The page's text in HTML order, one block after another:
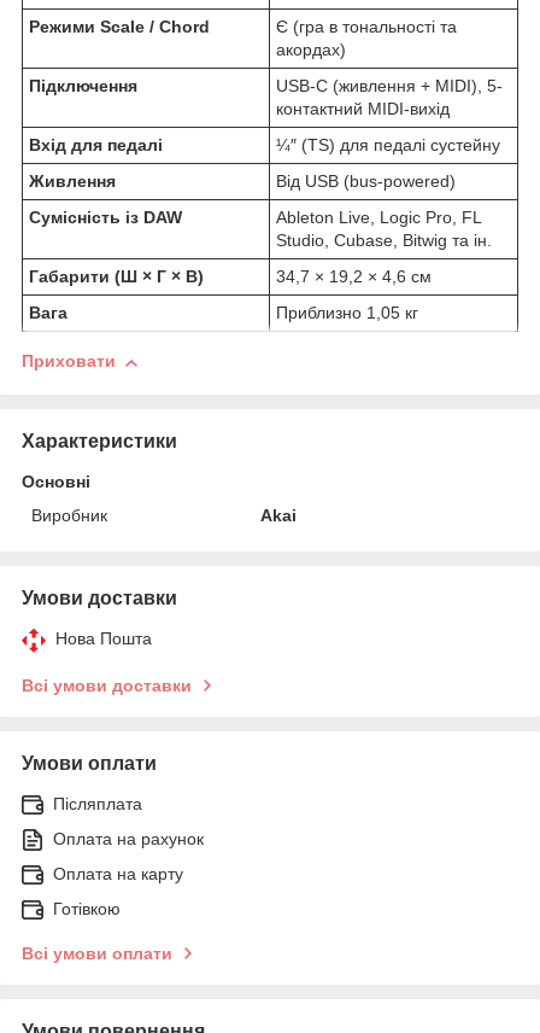
Режими Scale / Chord
Є (гра в тональності та
акордах)
Підключення
USB-C (живлення + MIDI), 5-
контактний MIDI-вихід
Вхід для педалі
¼″ (TS) для педалі сустейну
Живлення
Від USB (bus-powered)
Сумісність із DAW
Ableton Live, Logic Pro, FL
Studio, Cubase, Bitwig та ін.
Габарити (Ш × Г × В)
34,7 × 19,2 × 4,6 см
Вага
Приблизно 1,05 кг
Приховати
Характеристики
Основні
Виробник
Akai
Умови доставки
Нова Пошта
Всі умови доставки
Умови оплати
Післяплата
Оплата на рахунок
Оплата на карту
Готівкою
Всі умови оплати